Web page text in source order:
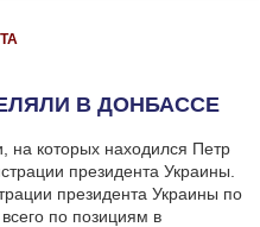
В ДОНБАССЕ
на которых находился Петр
президента Украины.
президента Украины по
по позициям в